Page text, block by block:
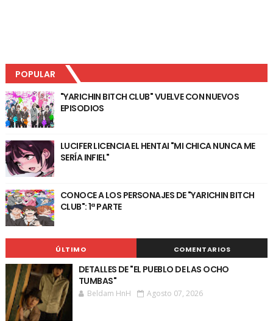
POPULAR
"YARICHIN BITCH CLUB" VUELVE CON NUEVOS
EPISODIOS
LUCIFER LICENCIA EL HENTAI "MI CHICA NUNCA ME
SERÍA INFIEL"
CONOCE A LOS PERSONAJES DE "YARICHIN BITCH
CLUB": 1ª PARTE
ÚLTIMO COMENTARIOS
DETALLES DE "EL PUEBLO DE LAS OCHO
TUMBAS"
Beldam HnH Agosto 07, 2026